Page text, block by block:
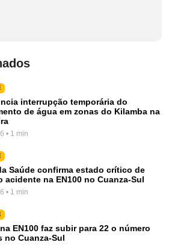
interrupção temporária do
de água em zonas do Kilamba na
• 1 min
Saúde confirma estado crítico de
acidente na EN100 no Cuanza-Sul
• 1 min
EN100 faz subir para 22 o número
no Cuanza-Sul